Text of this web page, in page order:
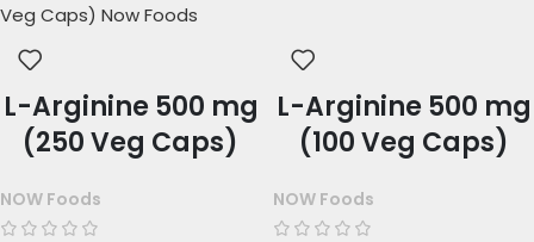
L-Arginine 500 mg
(250 Veg Caps)
NOW Foods
L-Arginine 500 mg
(100 Veg Caps)
NOW Foods